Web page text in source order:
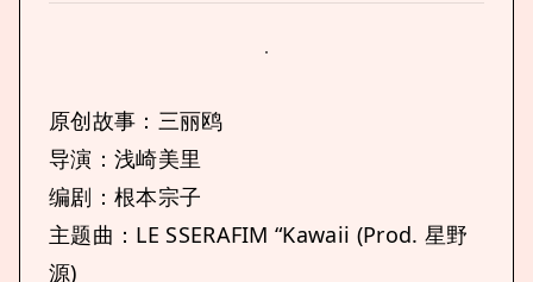
原创故事：三丽鸥
导演：浅崎美里
编剧：根本宗子
主题曲：LE SSERAFIM “Kawaii (Prod. 星野
源)